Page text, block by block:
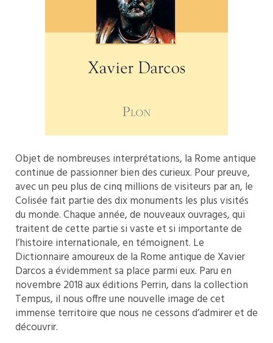
Objet de nombreuses interprétations, la Rome antique
continue de passionner bien des curieux. Pour preuve,
avec un peu plus de cinq millions de visiteurs par an, le
Colisée fait partie des dix monuments les plus visités
du monde. Chaque année, de nouveaux ouvrages, qui
traitent de cette partie si vaste et si importante de
l’histoire internationale, en témoignent. Le
Dictionnaire amoureux de la Rome antique de Xavier
Darcos a évidemment sa place parmi eux. Paru en
novembre 2018 aux éditions Perrin, dans la collection
Tempus, il nous offre une nouvelle image de cet
immense territoire que nous ne cessons d’admirer et de
découvrir.